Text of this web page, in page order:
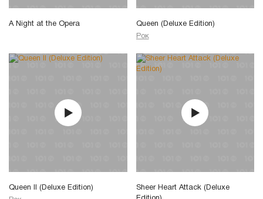
A Night at the Opera
Queen (Deluxe Edition)
Рок
Queen II (Deluxe Edition)
Sheer Heart Attack (Deluxe